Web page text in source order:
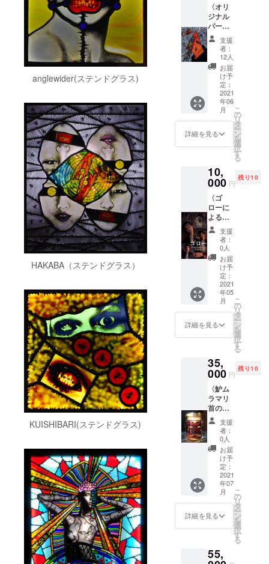
anglewider(ステンドグラス)
HAKABA（ステンドグラス）
KUISHIBARI(ステンドグラス)
す。サ
イズは
男女共
通でS～
XXLサ
イズの
５つか
らお選
びくだ
さい。
（クラ
ウド
ディン
グ終了
ため５
～６月
に配送
予定で
す）※送
料込み
「talc.」 のデザ
インオペレー
ターで「喫茶
salon ことたり
ぬ」の店主でも
ある弦間友裕氏
〈オリ
ジナル
パー
カー〉
「魲ム
ラマリ
首園」
オリジ
ナル
グッズ
として
制作し
ます。
実際の
絵柄は
イメー
と異な
る場合
があ
り、リ
ターン
品のオ
リジナ
ルグッ
ズはデ
ザイン
が決ま
り次
第、随
時アッ
プさせ
ていた
だきま
通でS～
XXLま
での５
つから
お選び
くださ
い。
（クラ
ウド
ファン
ディン
グ終了
後に制
作する
ため５
～６月
に配送
す）※送
支援
者：
12人
お届
け予
定：
2021
年06
月
詳細を見る
こ
の
リ
タ
ー
ン
を
選
択
す
る
10,
000 円
残り10
〈ゴ
ローに
よる散
髪
券〉 ※
限定10
点 同時
開催す
る「2人
（仮）
」の出
展者で
あり、
美容室
「阿
3349」
にてス
タイリ
スト・
ヘアメ
イクと
して活
躍する
ゴロー
に本展
会場で
散髪
（ドラ
イカッ
トの
み）を
しても
髪日時
支援
者：
0人
お届
け予
定：
2021
年05
月
詳細を見る
こ
の
リ
タ
ー
ン
を
選
択
す
る
35,
000 円
残り10
〈魲ム
ラマリ
首の切
り絵ビ
ン詰
め〉 魲
ムラマ
リ首に
よるオ
リジナ
ルリ
ターン
品で
す。魲
万里絵
の絵が
ラマサ
首加工
支援
者：
0人
お届
け予
定：
2021
年07
月
詳細を見る
こ
の
リ
タ
ー
ン
を
選
択
す
る
55,